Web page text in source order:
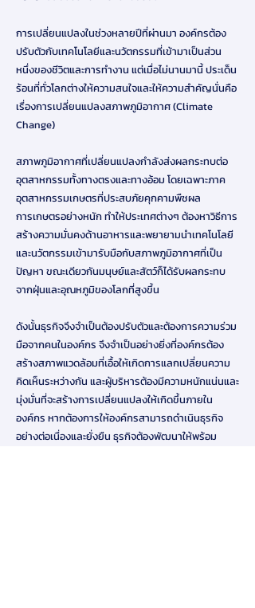
การเปลี่ยนแปลงในช่วงหลายปีที่ผ่านมา องค์กรต้อง
ปรับตัวกับเทคโนโลยีและนวัตกรรมที่เข้ามาเป็นส่วน
หนึ่งของชีวิตและการทำงาน แต่เมื่อไม่นานมานี้ ประเด็น
ร้อนที่ทั่วโลกต่างให้ความสนใจและให้ความสำคัญนั่นคือ
เรื่องการเปลี่ยนแปลงสภาพภูมิอากาศ (Climate
Change)
สภาพภูมิอากาศที่เปลี่ยนแปลงกำลังส่งผลกระทบต่อ
อุตสาหกรรมทั้งทางตรงและทางอ้อม โดยเฉพาะภาค
อุตสาหกรรมเกษตรที่ประสบภัยคุกคามพืชผล
การเกษตรอย่างหนัก ทำให้ประเทศต่างๆ ต้องหาวิธีการ
สร้างความมั่นคงด้านอาหารและพยายามนำเทคโนโลยี
และนวัตกรรมเข้ามารับมือกับสภาพภูมิอากาศที่เป็น
ปัญหา ขณะเดียวกันมนุษย์และสัตว์ก็ได้รับผลกระทบ
จากฝุ่นและอุณหภูมิของโลกที่สูงขึ้น
ดังนั้นธุรกิจจึงจำเป็นต้องปรับตัวและต้องการความร่วม
มือจากคนในองค์กร จึงจำเป็นอย่างยิ่งที่องค์กรต้อง
สร้างสภาพแวดล้อมที่เอื้อให้เกิดการแลกเปลี่ยนความ
คิดเห็นระหว่างกัน และผู้บริหารต้องมีความหนักแน่นและ
มุ่งมั่นที่จะสร้างการเปลี่ยนแปลงให้เกิดขึ้นภายใน
องค์กร หากต้องการให้องค์กรสามารถดำเนินธุรกิจ
อย่างต่อเนื่องและยั่งยืน ธุรกิจต้องพัฒนาให้พร้อม